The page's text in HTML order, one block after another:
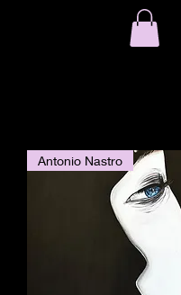
Antonio Nastro